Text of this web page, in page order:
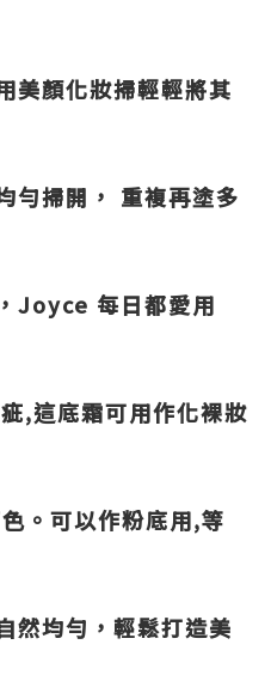
美顏化妝掃輕輕將其
勻掃開， 重複再塗多
Joyce 每日都愛用
,這底霜可用作化裸妝
。可以作粉底用,等
然均勻，輕鬆打造美